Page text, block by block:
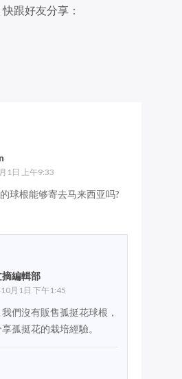
跟好友分享：
1日 上午9:33
球根能够寄去马来西亚吗?
摘編輯部
月1日 下午1:45
們沒有販售孤挺花球根，
孤挺花的栽培經驗。